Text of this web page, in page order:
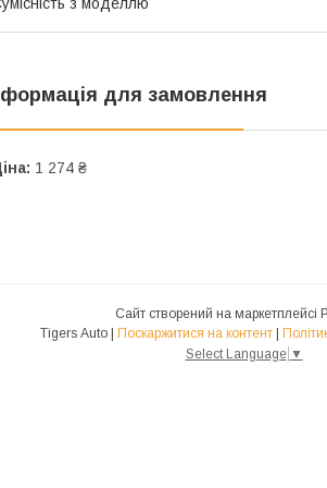
з моделлю
для замовлення
1 274 ₴
Сайт створений на маркетплейсі
Поскаржитися на контент
Select Language ▼